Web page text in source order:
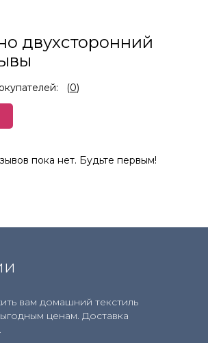
двухсторонний
(0)
пока нет. Будьте первым!
вам домашний текстиль
ценам. Доставка